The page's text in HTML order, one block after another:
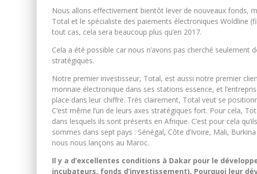
Nous allons effectivement bientôt lever de nouveaux fonds,
Total et le spécialiste des paiements électroniques Woldline
tout cas, cela sera beaucoup plus qu’en 2017.
Cela a été possible car nous n’avons pas cherché
stratégiques.
Notre premier investisseur, Total, est aussi notre premier
monnaie électronique dans ses stations essence, et
place dans leur chiffre. Très clairement, Total veut se
C’est même l’un de leurs axes stratégiques fort. Pour cela,
dans lesquels ils sont présents en Afrique. C’est pour cela
sommes dans sept pays : Sénégal, Côte d’Ivoire, Mali,
nous nous lançons au Maroc.
Il y a d’excellentes conditions à Dakar pour le
incubateurs, fonds d’investissement). Pourquoi leur